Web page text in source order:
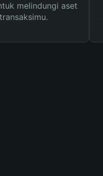
melindungi aset